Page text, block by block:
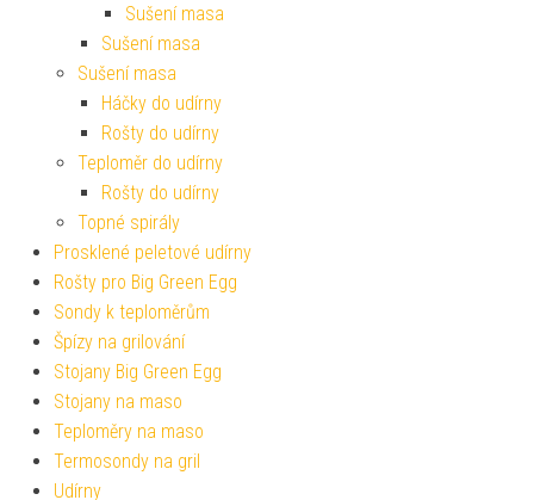
Sušení masa
Sušení masa
Sušení masa
Háčky do udírny
Rošty do udírny
Teploměr do udírny
Rošty do udírny
Topné spirály
Prosklené peletové udírny
Rošty pro Big Green Egg
Sondy k teploměrům
Špízy na grilování
Stojany Big Green Egg
Stojany na maso
Teploměry na maso
Termosondy na gril
Udírny